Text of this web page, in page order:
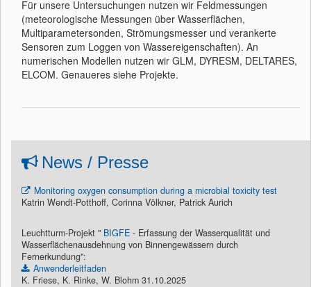
Für unsere Untersuchungen nutzen wir Feldmessungen
(meteorologische Messungen über Wasserflächen,
Multiparametersonden, Strömungsmesser und verankerte
Sensoren zum Loggen von Wassereigenschaften). An
numerischen Modellen nutzen wir GLM, DYRESM, DELTARES,
ELCOM. Genaueres siehe Projekte.
News / Presse
Monitoring oxygen consumption during a microbial toxicity test
Katrin Wendt-Potthoff, Corinna Völkner, Patrick Aurich
Leuchtturm-Projekt " BIGFE - Erfassung der Wasserqualität und
Wasserflächenausdehnung von Binnengewässern durch
Fernerkundung":
Anwenderleitfaden
K. Friese, K. Rinke, W. Blohm 31.10.2025